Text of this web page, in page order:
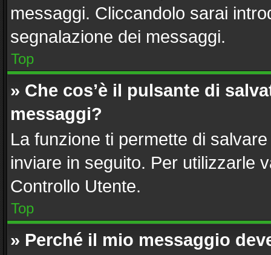
messaggi. Cliccandolo sarai
segnalazione dei messaggi.
Top
» Che cos’è il pulsante di
messaggi?
La funzione ti permette di
inviare in seguito. Per utilizzarle
Controllo Utente.
Top
» Perché il mio messaggio